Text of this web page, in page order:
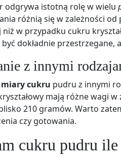
odgrywa istotną rolę w wielu
różnią się w zależności
niż w przypadku cukru
być dokładnie przestrzegane,
z innymi
miary cukru pudru z innymi
mają różne wagi
210 gramów. Warto
czy gotowania.
cukru pudru